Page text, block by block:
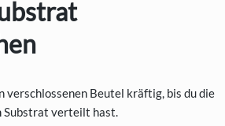
verschlossenen Beutel kräftig, bis du die
Substrat verteilt hast.